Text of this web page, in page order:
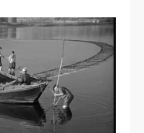
一所具有标志
馆。中央美术学
开放、自由、学
业、机构、艺术家
一所具有标志
馆。中央美术学
开放、自由、学
业、机构、艺术家
一所具有标志
馆。中央美术学
开放、自由、学
业、机构、艺术家